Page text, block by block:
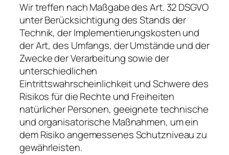
Wir treffen nach Maßgabe des Art. 32 DSGVO
unter Berücksichtigung des Stands der
Technik, der Implementierungskosten und
der Art, des Umfangs, der Umstände und der
Zwecke der Verarbeitung sowie der
unterschiedlichen
Eintrittswahrscheinlichkeit und Schwere des
Risikos für die Rechte und Freiheiten
natürlicher Personen, geeignete technische
und organisatorische Maßnahmen, um ein
dem Risiko angemessenes Schutzniveau zu
gewährleisten.